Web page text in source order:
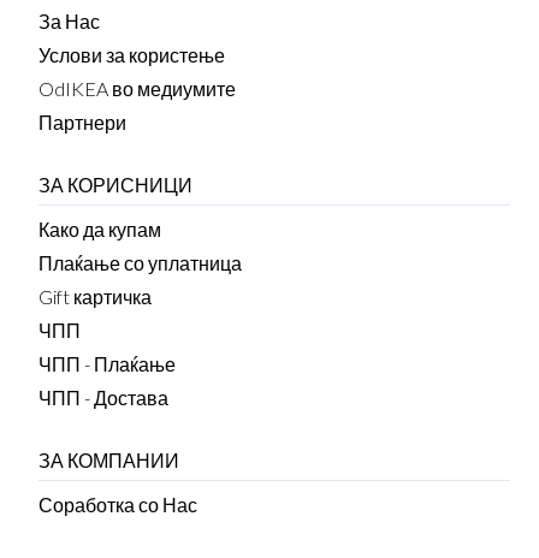
За Нас
Услови за користење
OdIKEA во медиумите
Партнери
ЗА КОРИСНИЦИ
Како да купам
Плаќање со уплатница
Gift картичка
ЧПП
ЧПП - Плаќање
ЧПП - Достава
ЗА КОМПАНИИ
Соработка со Нас